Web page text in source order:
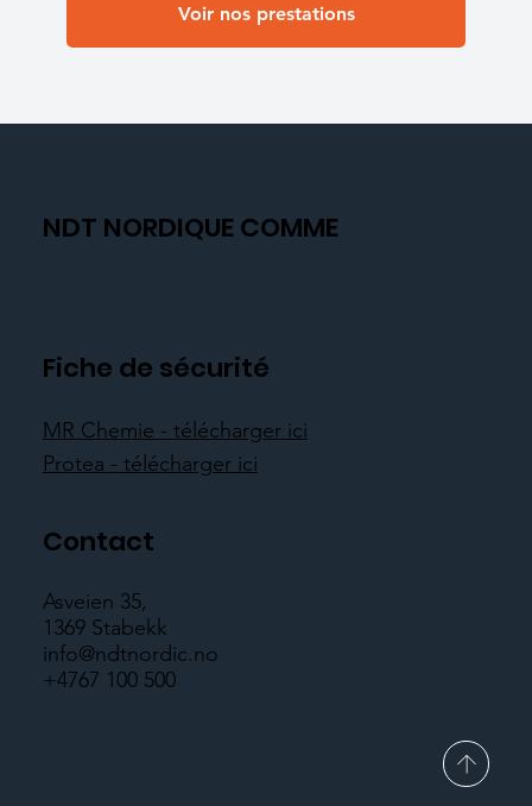
Voir nos prestations
NDT NORDIQUE COMME
Fiche de sécurité
MR Chemie - télécharger ici
Protea - télécharger ici
Contact
Asveien 35,
1369 Stabekk
info@ndtnordic.no
+4767 100 500